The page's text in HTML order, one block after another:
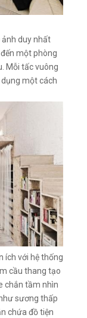
duy nhất
một phòng
Mỗi tấc vuông
một cách
ích với hệ thống
cầu thang tạo
chắn tầm nhìn
sương thấp
chứa đồ tiện